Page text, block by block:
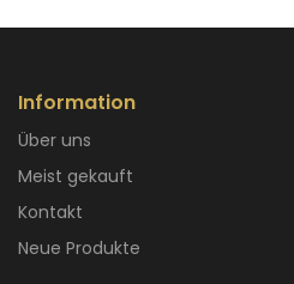
Information
Über uns
Meist gekauft
Kontakt
Neue Produkte